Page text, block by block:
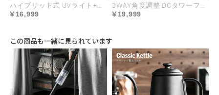
ハイブリッド式 UVライト+ヒーター除菌機能付き
16,999
3WAY角度調整 DCタワーファン
19,999
この商品も一緒に見られています